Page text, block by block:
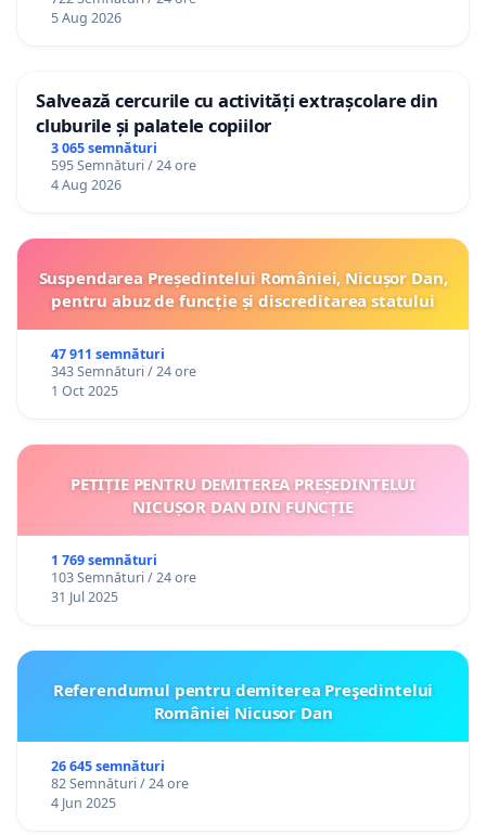
5 Aug 2026
Salvează cercurile cu activități extrașcolare din
cluburile și palatele copiilor
3 065 semnături
595 Semnături / 24 ore
4 Aug 2026
Suspendarea Președintelui României, Nicușor Dan,
pentru abuz de funcție și discreditarea statului
47 911 semnături
343 Semnături / 24 ore
1 Oct 2025
PETIȚIE PENTRU DEMITEREA PREȘEDINTELUI
NICUȘOR DAN DIN FUNCȚIE
1 769 semnături
103 Semnături / 24 ore
31 Jul 2025
Referendumul pentru demiterea Preşedintelui
României Nicusor Dan
26 645 semnături
82 Semnături / 24 ore
4 Jun 2025